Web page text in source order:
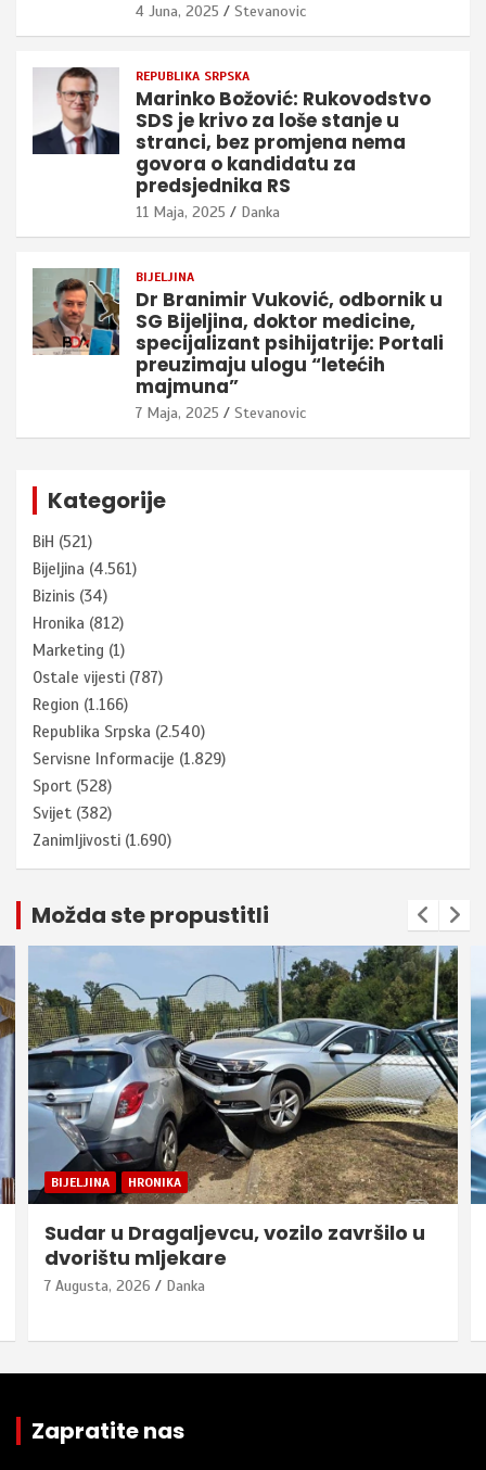
4 Juna, 2025 Stevanovic
REPUBLIKA SRPSKA
Marinko Božović: Rukovodstvo
SDS je krivo za loše stanje u
stranci, bez promjena nema
govora o kandidatu za
predsjednika RS
11 Maja, 2025 Danka
BIJELJINA
Dr Branimir Vuković, odbornik u
SG Bijeljina, doktor medicine,
specijalizant psihijatrije: Portali
preuzimaju ulogu “letećih
majmuna”
7 Maja, 2025 Stevanovic
Kategorije
BiH (521)
Bijeljina (4.561)
Bizinis (34)
Hronika (812)
Marketing (1)
Ostale vijesti (787)
Region (1.166)
Republika Srpska (2.540)
Servisne Informacije (1.829)
Sport (528)
Svijet (382)
Zanimljivosti (1.690)
Možda ste propustitli
BIJELJINA HRONIKA
Sudar u Dragaljevcu, vozilo završilo u
dvorištu mljekare
7 Augusta, 2026 Danka
Zapratite nas